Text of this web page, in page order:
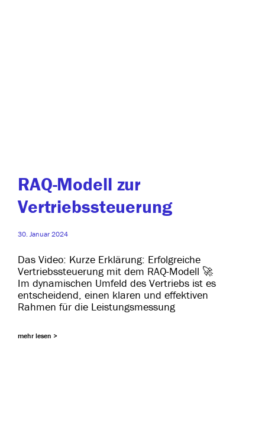
RAQ-Modell zur
Vertriebssteuerung
30. Januar 2024
Das Video: Kurze Erklärung: Erfolgreiche
Vertriebssteuerung mit dem RAQ-Modell 🚀
Im dyna­mi­schen Umfeld des Vertriebs ist es
ent­schei­dend, einen kla­ren und effek­ti­ven
Rahmen für die Leistungsmessung
mehr lesen >